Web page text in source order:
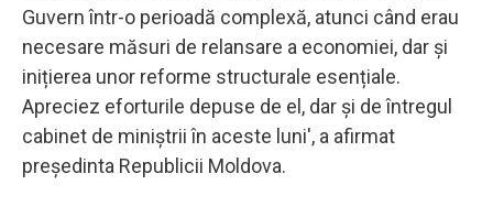
Guvern într-o perioadă complexă, atunci când erau
necesare măsuri de relansare a economiei, dar și
inițierea unor reforme structurale esențiale.
Apreciez eforturile depuse de el, dar și de întregul
cabinet de miniștrii în aceste luni', a afirmat
președinta Republicii Moldova.